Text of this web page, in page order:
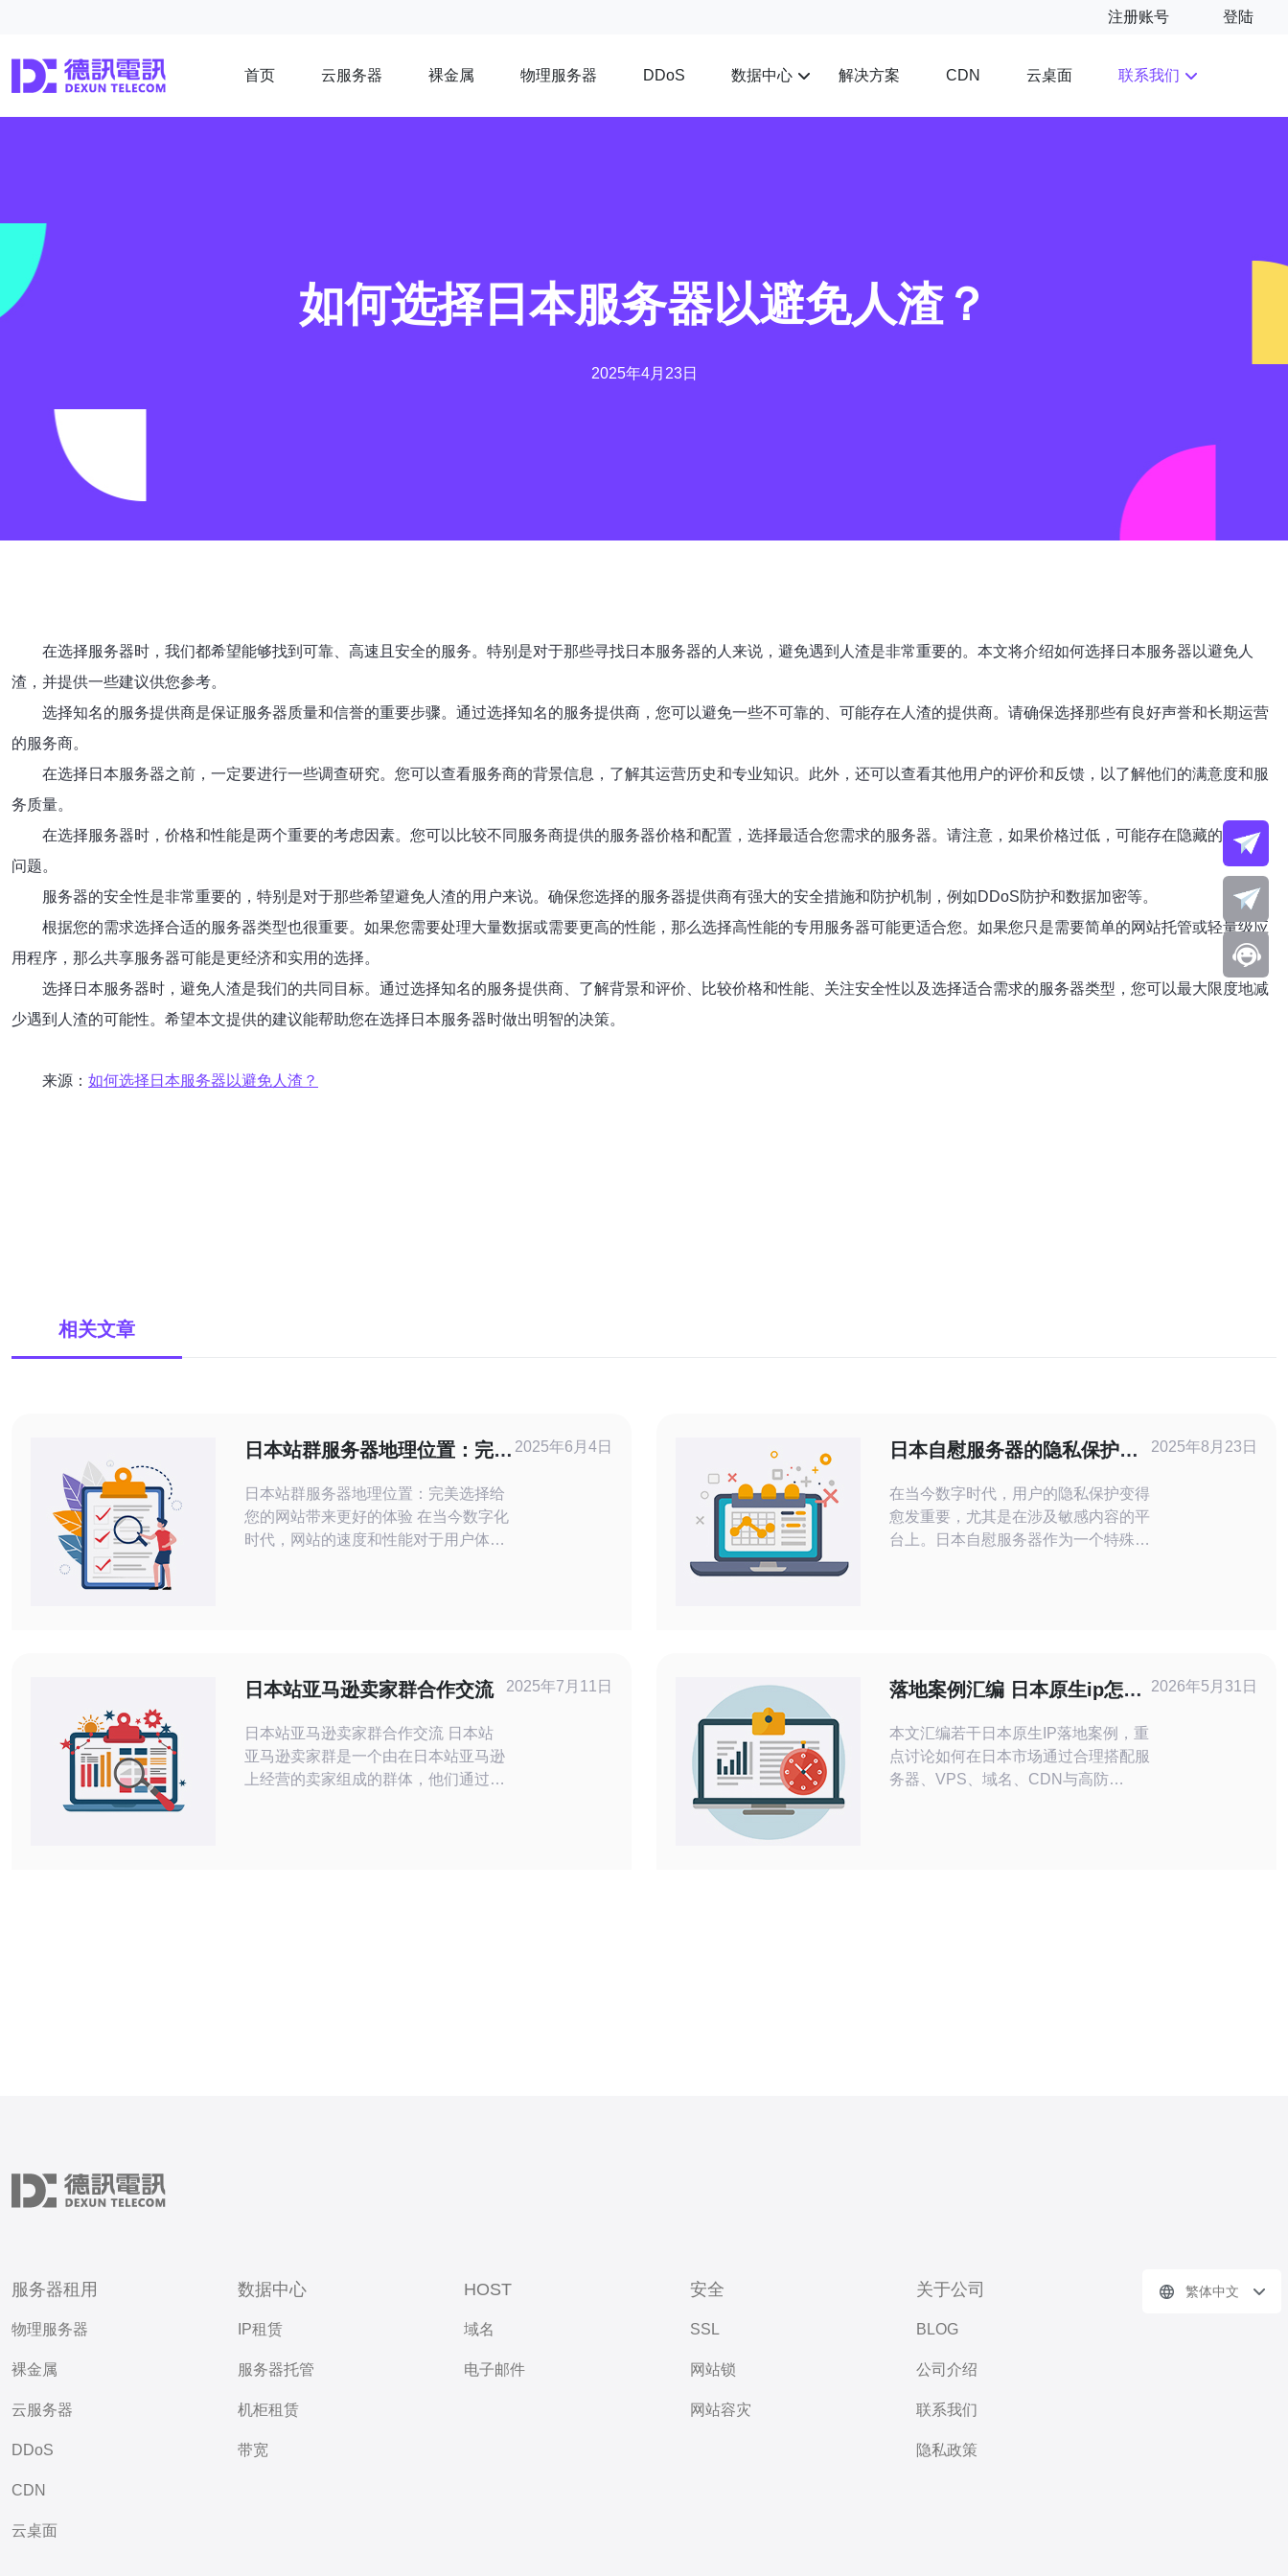
注册账号 登陆
首页 云服务器 裸金属 物理服务器 DDoS 数据中心 解决方案 CDN 云桌面 联系我们
如何选择日本服务器以避免人渣？
2025年4月23日
在选择服务器时，我们都希望能够找到可靠、高速且安全的服务。特别是对于那些寻找日本服务器的人来说，避免遇到人渣是非常重要的。本文将介绍如何选择日本服务器以避免人
渣，并提供一些建议供您参考。
选择知名的服务提供商是保证服务器质量和信誉的重要步骤。通过选择知名的服务提供商，您可以避免一些不可靠的、可能存在人渣的提供商。请确保选择那些有良好声誉和长期运营
的服务商。
在选择日本服务器之前，一定要进行一些调查研究。您可以查看服务商的背景信息，了解其运营历史和专业知识。此外，还可以查看其他用户的评价和反馈，以了解他们的满意度和服
务质量。
在选择服务器时，价格和性能是两个重要的考虑因素。您可以比较不同服务商提供的服务器价格和配置，选择最适合您需求的服务器。请注意，如果价格过低，可能存在隐藏的风险和
问题。
服务器的安全性是非常重要的，特别是对于那些希望避免人渣的用户来说。确保您选择的服务器提供商有强大的安全措施和防护机制，例如DDoS防护和数据加密等。
根据您的需求选择合适的服务器类型也很重要。如果您需要处理大量数据或需要更高的性能，那么选择高性能的专用服务器可能更适合您。如果您只是需要简单的网站托管或轻量级应
用程序，那么共享服务器可能是更经济和实用的选择。
选择日本服务器时，避免人渣是我们的共同目标。通过选择知名的服务提供商、了解背景和评价、比较价格和性能、关注安全性以及选择适合需求的服务器类型，您可以最大限度地减
少遇到人渣的可能性。希望本文提供的建议能帮助您在选择日本服务器时做出明智的决策。
来源： 如何选择日本服务器以避免人渣？
相关文章
日本站群服务器地理位置：完美
日本站群服务器地理位置：完美选择给
您的网站带来更好的体验 在当今数字化
时代，网站的速度和性能对于用户体验
作为一个发达的亚洲国家，拥有先进的
网络基础设施和技术
2025年6月4日
日本自慰服务器的隐私保护措
在当今数字时代，用户的隐私保护变得
愈发重要，尤其是在涉及敏感内容的平
台上。日本自慰服务器作为一个特殊的
隐私保护措施？ 日本自慰服务器采取
了多种隐私保护措施，以确保用户的数
据安
2025年8月23日
日本站亚马逊卖家群合作交流
日本站亚马逊卖家群合作交流 日本站
亚马逊卖家群是一个由在日本站亚马逊
上经营的卖家组成的群体，他们通过合
2025年7月11日
落地案例汇编 日本原生ip怎么
本文汇编若干日本原生IP落地案例，重
点讨论如何在日本市场通过合理搭配服
务器、VPS、域名、CDN与高防
2026年5月31日
服务器租用
物理服务器
裸金属
云服务器
DDoS
CDN
云桌面
数据中心
IP租赁
服务器托管
机柜租赁
带宽
HOST
域名
电子邮件
安全
SSL
网站锁
网站容灾
关于公司
BLOG
公司介绍
联系我们
隐私政策
繁体中文